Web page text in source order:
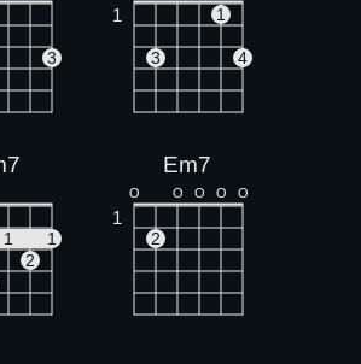
3
1 1
3 4
1
1
2
Em7
O O O O O
1
2